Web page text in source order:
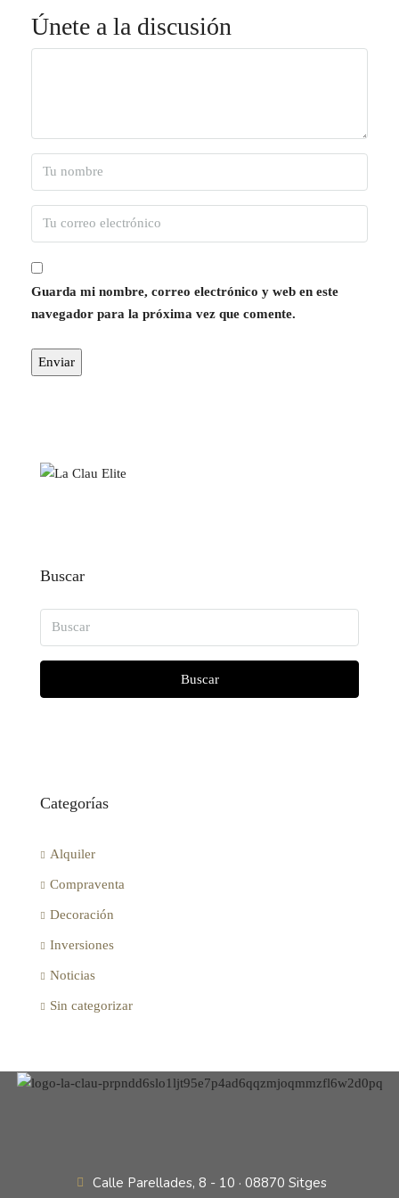
Únete a la discusión
Guarda mi nombre, correo electrónico y web en este
navegador para la próxima vez que comente.
Buscar
Buscar
Categorías
Alquiler
Compraventa
Decoración
Inversiones
Noticias
Sin categorizar
Calle Parellades, 8 - 10 · 08870 Sitges